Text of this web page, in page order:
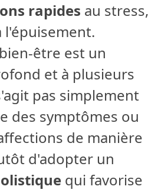
rapides au stress,
l'épuisement.
être est un
et à plusieurs
pas simplement
des symptômes ou
de manière
d'adopter un
qui favorise